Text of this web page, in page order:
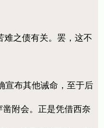
之债有关。罢，这不
布其他诫命，至于后
附会。正是凭借西奈